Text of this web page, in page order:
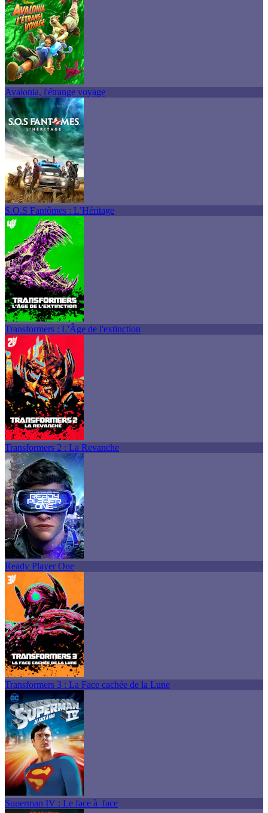
Avalonia, l'étrange voyage
S.O.S Fantômes : L’Héritage
Transformers : L'Âge de l'extinction
Transformers 2 : La Revanche
Ready Player One
Transformers 3 : La Face cachée de la Lune
Superman IV : Le face à face